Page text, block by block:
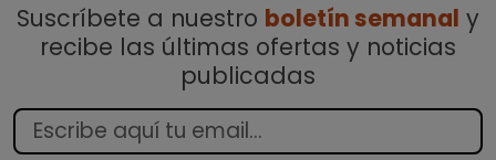
Suscríbete a nuestro boletín semanal y
recibe las últimas ofertas y noticias
publicadas